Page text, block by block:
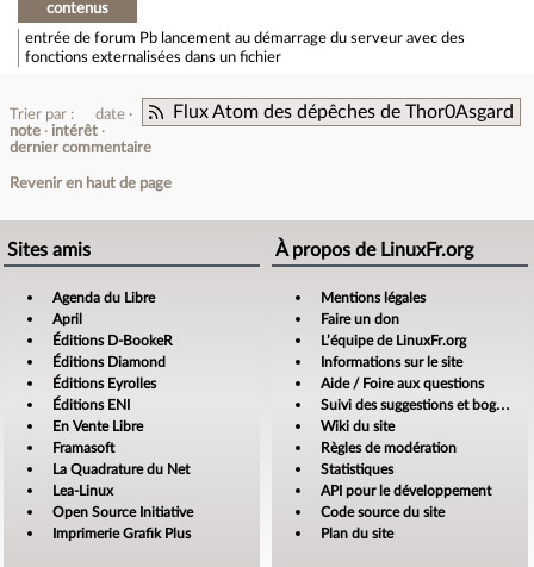
contenus
entrée de forum Pb lancement au démarrage du serveur avec des
fonctions externalisées dans un fichier
Flux Atom des dépêches de Thor0Asgard
Trier par :
date
note
intérêt
dernier commentaire
Revenir en haut de page
Sites amis
Agenda du Libre
April
Éditions D-BookeR
Éditions Diamond
Éditions Eyrolles
Éditions ENI
En Vente Libre
Framasoft
La Quadrature du Net
Lea-Linux
Open Source Initiative
Imprimerie Grafik Plus
À propos de LinuxFr.org
Mentions légales
Faire un don
L’équipe de LinuxFr.org
Informations sur le site
Aide / Foire aux questions
Suivi des suggestions et bogues
Wiki du site
Règles de modération
Statistiques
API pour le développement
Code source du site
Plan du site